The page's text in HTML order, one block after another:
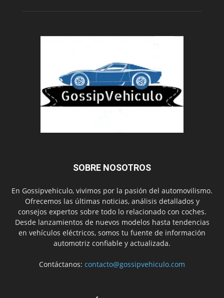
SOBRE NOSOTROS
En Gossipvehiculo, vivimos por la pasión del automovilismo.
Ofrecemos las últimas noticias, análisis detallados y
consejos expertos sobre todo lo relacionado con coches.
Desde lanzamientos de nuevos modelos hasta tendencias
en vehículos eléctricos, somos tu fuente de información
automotriz confiable y actualizada.
Contáctanos: contacto@gossipvehiculo.com